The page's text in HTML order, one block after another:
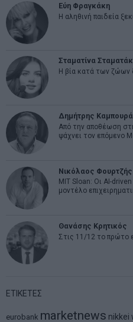
Εύη Φραγκάκη
Η αληθινή παιδεία
Σταματίνα
Η βία κατά των ζώων
Δημήτρης
Από την αποθέωση
ψάχνει τον επόμενο
Νικόλαος Φουρτζής
MIT Sloan: Οι AI-
μοντέλο
Θανάσης Κρητικός
Στις 11/12 το πρώτο
ΕΤΙΚΕΤΕΣ
eurobank marketnews nikkei